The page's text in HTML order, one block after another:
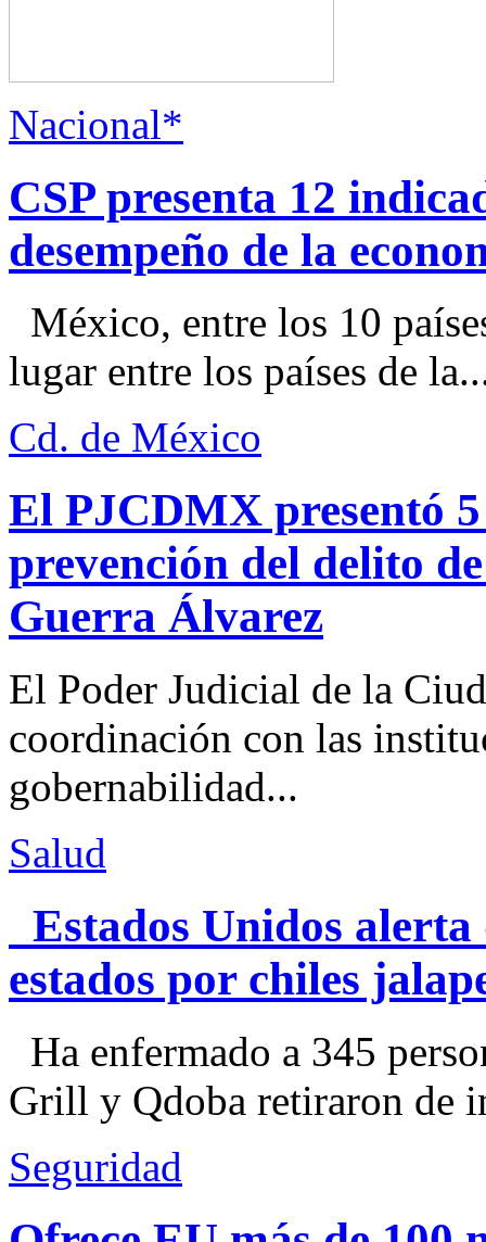
Nacional*
CSP presenta 12
desempeño de la
México, entre los 10
lugar entre los países de
Cd. de México
El PJCDMX presentó
prevención del delito
Guerra Álvarez
El Poder Judicial de la
coordinación con las
gobernabilidad...
Salud
Estados Unidos alerta
estados por chiles
Ha enfermado a 345
Grill y Qdoba retiraron de
Seguridad